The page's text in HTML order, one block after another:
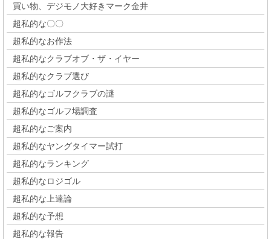
買い物、デジモノ大好きマーク金井
超私的な〇〇
超私的なお作法
超私的なクラブオブ・ザ・イヤー
超私的なクラブ選び
超私的なゴルフクラブの謎
超私的なゴルフ場調査
超私的なご案内
超私的なヤングタイマー試打
超私的なランキング
超私的なロジゴル
超私的な上達論
超私的な予想
超私的な報告